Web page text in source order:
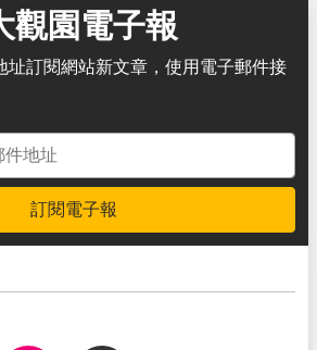
觀園電子報
址訂閱網站新文章，使用電子郵件接
訂閱電子報